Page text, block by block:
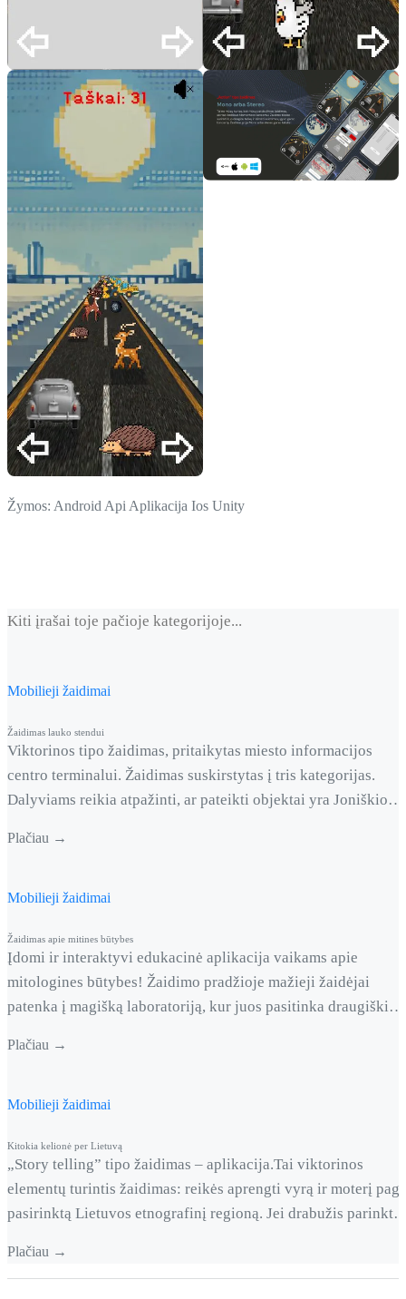
Žymos: Android Api Aplikacija Ios Unity
Kiti įrašai toje pačioje kategorijoje...
Mobilieji žaidimai
Žaidimas lauko stendui
Viktorinos tipo žaidimas, pritaikytas miesto informacijos
centro terminalui. Žaidimas suskirstytas į tris kategorijas.
Dalyviams reikia atpažinti, ar pateikti objektai yra Joniškio
lauko stende.
Plačiau →
Mobilieji žaidimai
Žaidimas apie mitines būtybes
Įdomi ir interaktyvi edukacinė aplikacija vaikams apie
mitologines būtybes! Žaidimo pradžioje mažieji žaidėjai
patenka į magišką laboratoriją, kur juos pasitinka draugiški
draugišką sąsają, idealiai tinkančią vaikams mokytis ir žaisti
Plačiau →
Mobilieji žaidimai
Kitokia kelionė per Lietuvą
„Story telling” tipo žaidimas – aplikacija.Tai viktorinos
elementų turintis žaidimas: reikės aprengti vyrą ir moterį
pasirinktą Lietuvos etnografinį regioną. Jei drabužis parinktas
Plačiau →